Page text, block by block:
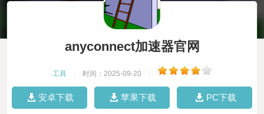
anyconnect加速器官网
工具 时间：2025-09-20
安卓下载 苹果下载 PC下载